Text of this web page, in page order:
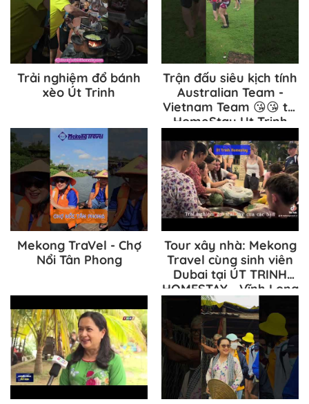
Trải nghiệm đổ bánh
xèo Út Trinh
Trận đấu siêu kịch tính
Australian Team -
Vietnam Team 😘😘 tại
HomeStay Ut Trinh
Mekong TraVel - Chợ
Nổi Tân Phong
Tour xây nhà: Mekong
Travel cùng sinh viên
Dubai tại ÚT TRINH
HOMESTAY - Vĩnh Long